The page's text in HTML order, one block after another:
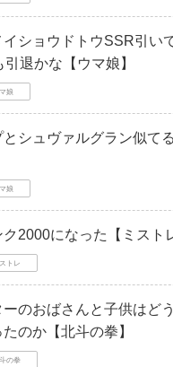
イショウドトウSSR引い
退かな【ウマ娘】
娘
シュヴァルグラン似て
娘
2000になった【ミスト
トレ
ーのおばさんと子供はど
のか【北斗の拳】
の拳